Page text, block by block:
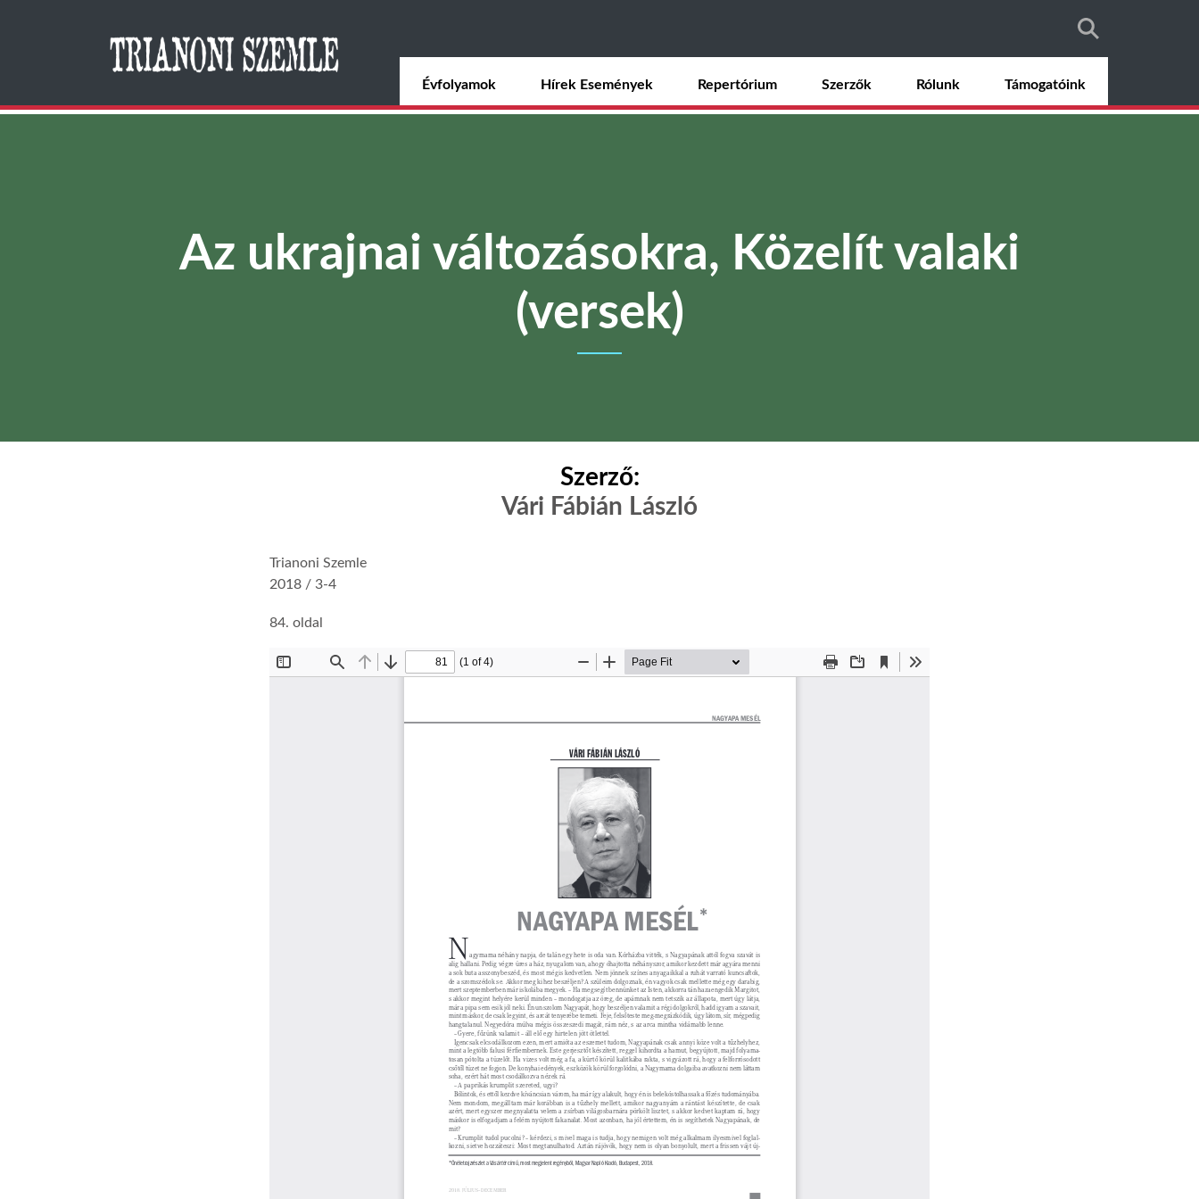
tartalomra
Évfolyamok Hírek Események Repertórium Szerzők Rólunk Támogatóink
Az ukrajnai változásokra, Közelít valaki
(versek)
Szerző:
Vári Fábián László
Trianoni Szemle
2018 / 3-4
84. oldal